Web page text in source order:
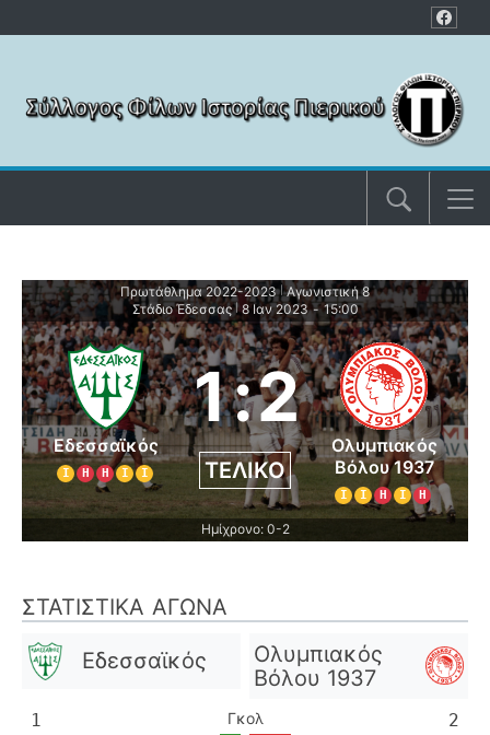
Πρωτάθλημα 2022-2023 Αγωνιστική 8
Στάδιο Έδεσσας | 8 Ιαν 2023 - 15:00
Εδεσσαϊκός
Ι Η Η Ι Ι
1:2
ΤΕΛΙΚΌ
Ολυμπιακός
Βόλου 1937
Ι Ι Η Ι Η
Ημίχρονο: 0-2
ΣΤΑΤΙΣΤΙΚΆ ΑΓΏΝΑ
Εδεσσαϊκός
Ολυμπιακός
Βόλου 1937
1 Γκολ 2